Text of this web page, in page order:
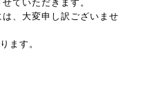
ていただきます。
、大変申し訳ございませ
ます。